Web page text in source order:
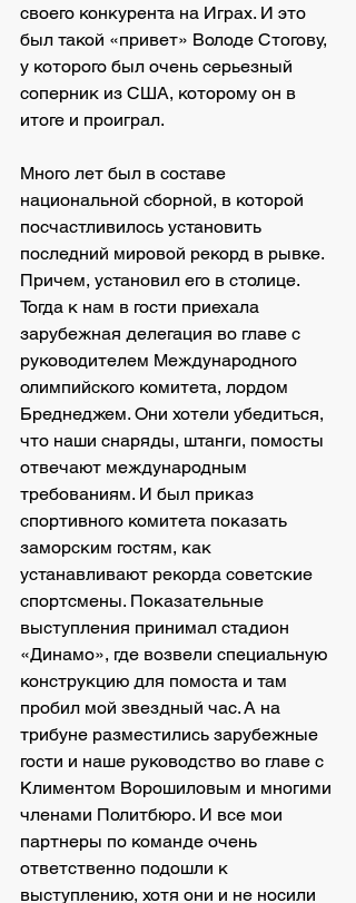
своего конкурента на Играх. И это
был такой «привет» Володе Стогову,
у которого был очень серьезный
соперник из США, которому он в
итоге и проиграл.
Много лет был в составе
национальной сборной, в которой
посчастливилось установить
последний мировой рекорд в рывке.
Причем, установил его в столице.
Тогда к нам в гости приехала
зарубежная делегация во главе с
руководителем Международного
олимпийского комитета, лордом
Бреднеджем. Они хотели убедиться,
что наши снаряды, штанги, помосты
отвечают международным
требованиям. И был приказ
спортивного комитета показать
заморским гостям, как
устанавливают рекорда советские
спортсмены. Показательные
выступления принимал стадион
«Динамо», где возвели специальную
конструкцию для помоста и там
пробил мой звездный час. А на
трибуне разместились зарубежные
гости и наше руководство во главе с
Климентом Ворошиловым и многими
членами Политбюро. И все мои
партнеры по команде очень
ответственно подошли к
выступлению, хотя они и не носили